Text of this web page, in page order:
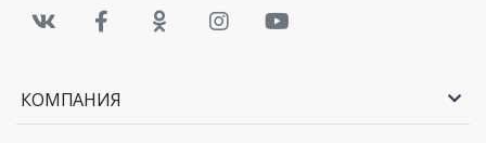
КОМПАНИЯ